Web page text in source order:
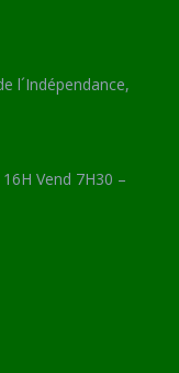
l´Indépendance,
Vend 7H30 –